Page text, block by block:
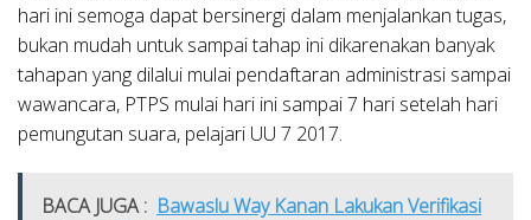
hari ini semoga dapat bersinergi dalam menjalankan tugas,
bukan mudah untuk sampai tahap ini dikarenakan banyak
tahapan yang dilalui mulai pendaftaran administrasi sampai
wawancara, PTPS mulai hari ini sampai 7 hari setelah hari
pemungutan suara, pelajari UU 7 2017.
BACA JUGA : Bawaslu Way Kanan Lakukan Verifikasi